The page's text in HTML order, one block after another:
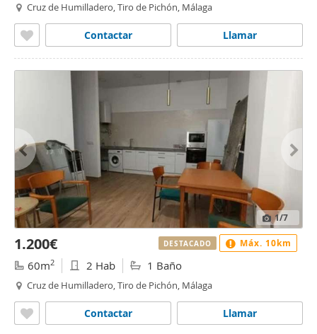
Cruz de Humilladero, Tiro de Pichón, Málaga
Llamar
Contactar
1/7
1.200€
60m2 2 Hab 1 Baño
Cruz de Humilladero, Tiro de Pichón, Málaga
Llamar
Contactar
DESTACADO Máx. 10km